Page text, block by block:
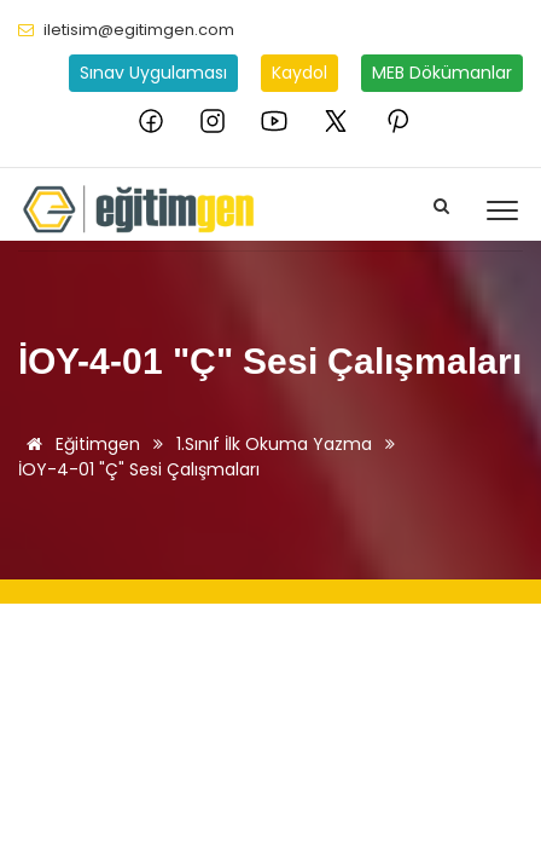
iletisim@egitimgen.com
Sınav Uygulaması Kaydol MEB Dökümanlar
İOY-4-01 "Ç" Sesi Çalışmaları
Eğitimgen
1.Sınıf İlk Okuma Yazma
İOY-4-01 "Ç" Sesi Çalışmaları